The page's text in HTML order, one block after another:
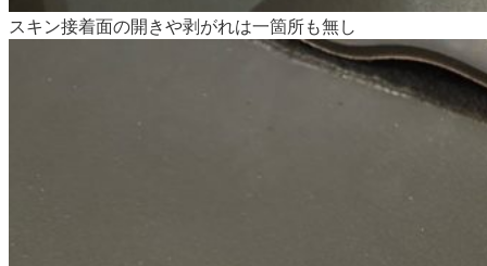
スキン接着面の開きや剥がれは一箇所も無し